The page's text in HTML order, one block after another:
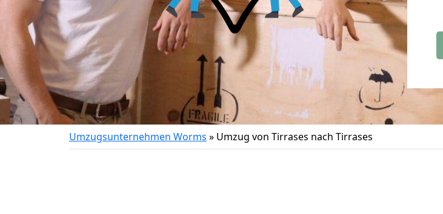
Umzugsunternehmen Worms » Umzug von Tirrases nach Tirrases